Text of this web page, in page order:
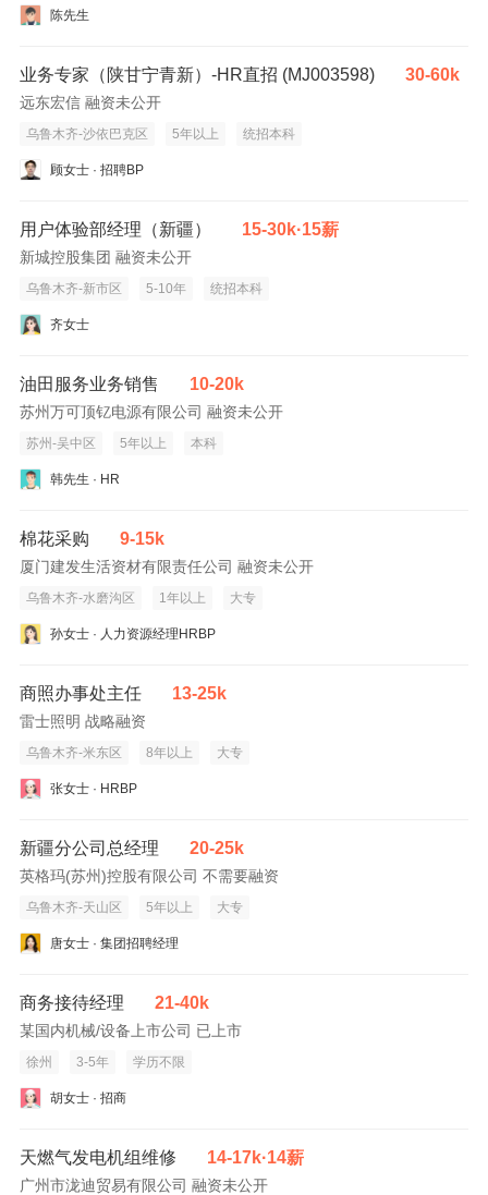
陈先生
业务专家（陕甘宁青新）-HR直招 (MJ003598) 30-60k
远东宏信 融资未公开
乌鲁木齐-沙依巴克区 5年以上 统招本科
顾女士 · 招聘BP
用户体验部经理（新疆） 15-30k·15薪
新城控股集团 融资未公开
乌鲁木齐-新市区 5-10年 统招本科
齐女士
油田服务业务销售 10-20k
苏州万可顶钇电源有限公司 融资未公开
苏州-吴中区 5年以上 本科
韩先生 · HR
棉花采购 9-15k
厦门建发生活资材有限责任公司 融资未公开
乌鲁木齐-水磨沟区 1年以上 大专
孙女士 · 人力资源经理HRBP
商照办事处主任 13-25k
雷士照明 战略融资
乌鲁木齐-米东区 8年以上 大专
张女士 · HRBP
新疆分公司总经理 20-25k
英格玛(苏州)控股有限公司 不需要融资
乌鲁木齐-天山区 5年以上 大专
唐女士 · 集团招聘经理
商务接待经理 21-40k
某国内机械/设备上市公司 已上市
徐州 3-5年 学历不限
胡女士 · 招商
天燃气发电机组维修 14-17k·14薪
广州市泷迪贸易有限公司 融资未公开